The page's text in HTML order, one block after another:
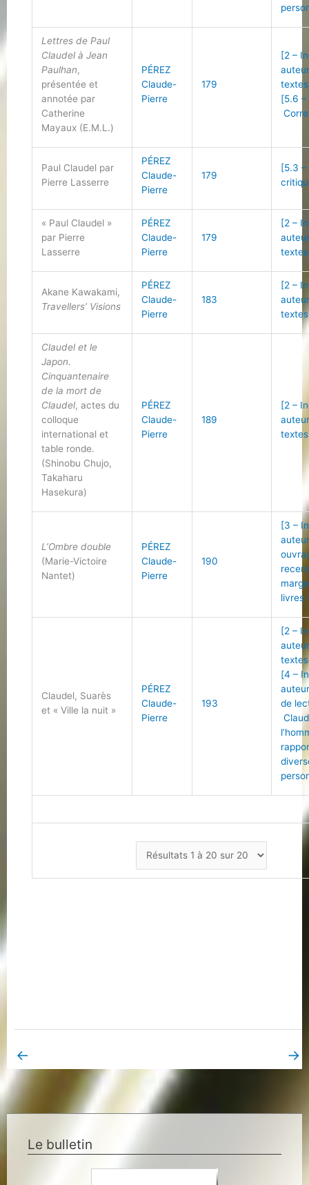
Lettres de Paul
Claudel à Jean
Paulhan,
présentée et
annotée par
Catherine
Mayaux (E.M.L.)
PÉREZ
Claude-
Pierre
179
[2 –
[5.6 –
Paul Claudel par
Pierre Lasserre
PÉREZ
Claude-
Pierre
179
[5.3 –
« Paul Claudel »
par Pierre
Lasserre
PÉREZ
Claude-
Pierre
179
[2 –
Akane Kawakami,
Travellers’ Visions
PÉREZ
Claude-
Pierre
183
[2 –
Claudel et le
Japon.
Cinquantenaire
de la mort de
Claudel, actes du
colloque
international et
table ronde.
(Shinobu Chujo,
Takaharu
Hasekura)
PÉREZ
Claude-
Pierre
189
[2 –
L’Ombre double
(Marie-Victoire
Nantet)
PÉREZ
Claude-
Pierre
190
[3 –
livres
Claudel, Suarès
et « Ville la nuit »
PÉREZ
Claude-
Pierre
193
[2 –
[4 –
de
← →
Le bulletin